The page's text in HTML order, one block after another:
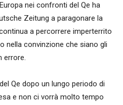
nei confronti del Qe ha
Zeitung a paragonare la
a percorrere imperterrito
nella convinzione che siano gli
errore.
Qe dopo un lungo periodo di
e non ci vorrà molto tempo